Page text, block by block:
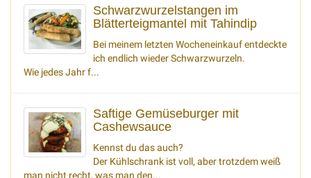
Schwarzwurzelstangen im
Blätterteigmantel mit Tahindip
Bei meinem letzten Wocheneinkauf entdeckte
ich endlich wieder Schwarzwurzeln.
Wie jedes Jahr f...
Saftige Gemüseburger mit
Cashewsauce
Kennst du das auch?
Der Kühlschrank ist voll, aber trotzdem weiß
man nicht recht, was man den...